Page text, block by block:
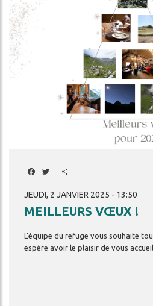
Facebook
Twitter
JEUDI, 2 JANVIER 2025 - 13:50
MEILLEURS VŒUX !
L'équipe du refuge vous souhaite
espère avoir le plaisir de vous